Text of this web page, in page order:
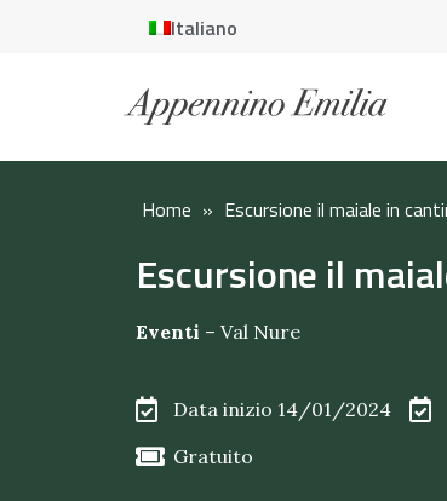
Italiano
Home » Escursione il maiale in
Escursione il
Eventi – Val Nure
Data inizio 14/01/2024
Gratuito